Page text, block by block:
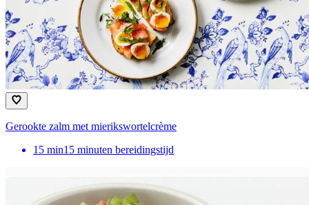
Gerookte zalm met mierikswortelcrème
15 min15 minuten bereidingstijd